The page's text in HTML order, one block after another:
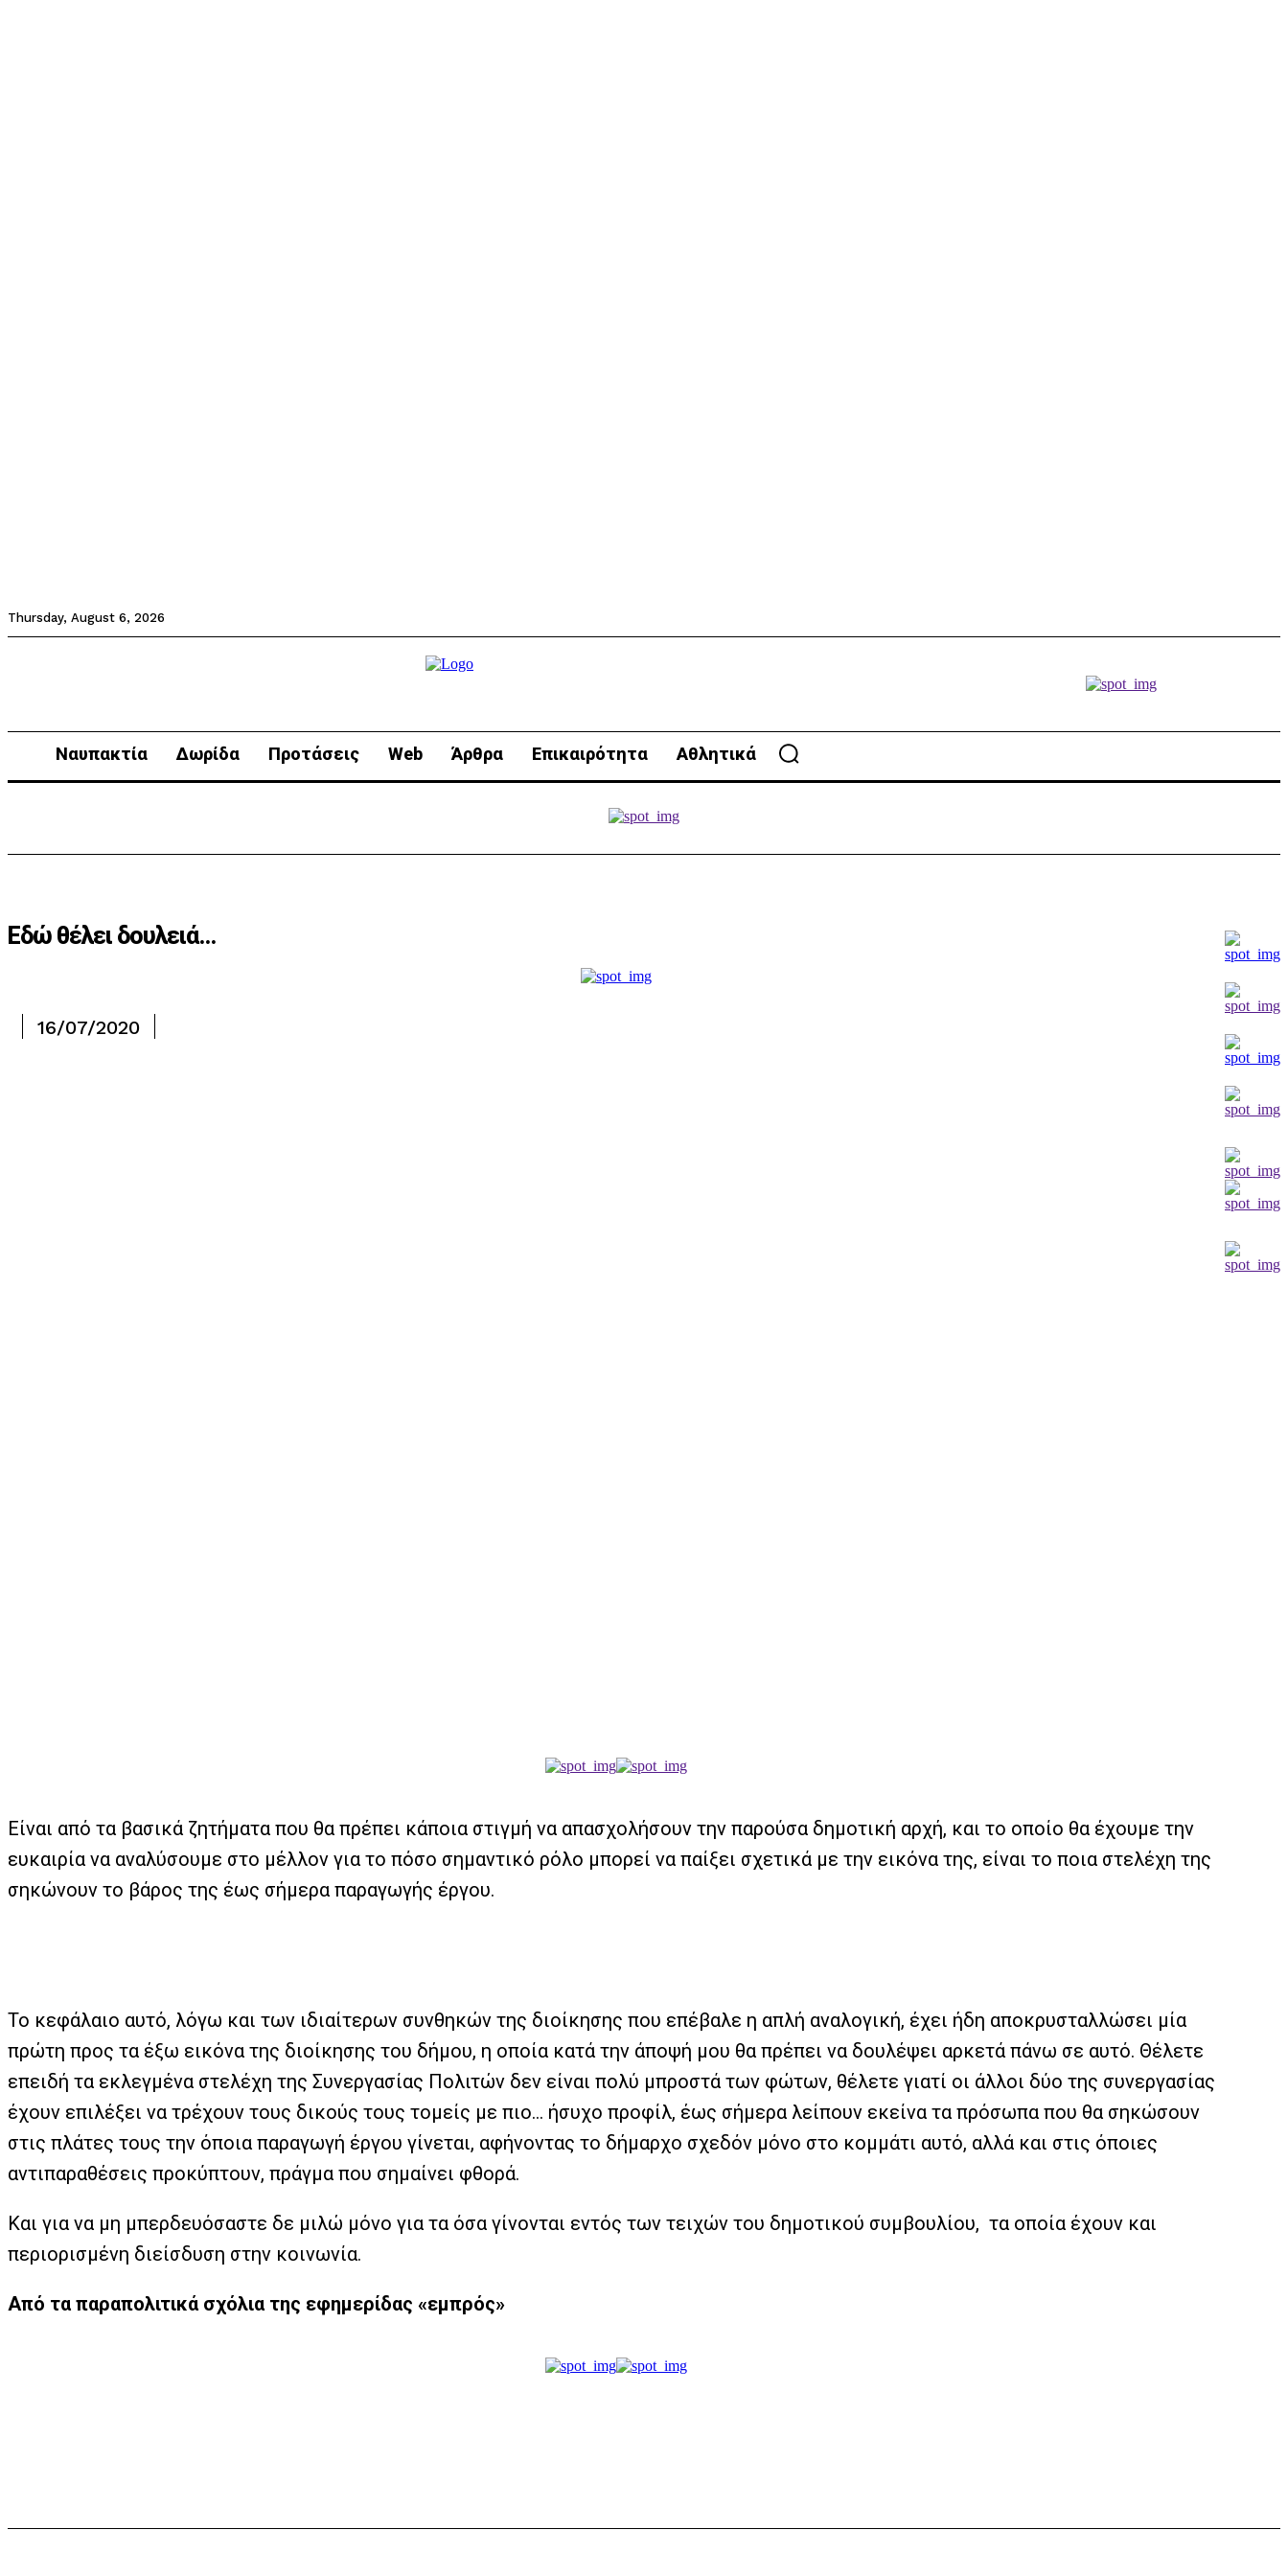
Thursday, August 6, 2026
Ναυπακτία Δωρίδα Προτάσεις Web Άρθρα Επικαιρότητα Αθλητικά
Εδώ θέλει δουλειά…
16/07/2020
Είναι από τα βασικά ζητήματα που θα πρέπει κάποια στιγμή να απασχολήσουν την παρούσα δημοτική αρχή, και το οποίο θα έχουμε την
ευκαιρία να αναλύσουμε στο μέλλον για το πόσο σημαντικό ρόλο μπορεί να παίξει σχετικά με την εικόνα της, είναι το ποια στελέχη της
σηκώνουν το βάρος της έως σήμερα παραγωγής έργου.
Το κεφάλαιο αυτό, λόγω και των ιδιαίτερων συνθηκών της διοίκησης που επέβαλε η απλή αναλογική, έχει ήδη αποκρυσταλλώσει μία
πρώτη προς τα έξω εικόνα της διοίκησης του δήμου, η οποία κατά την άποψή μου θα πρέπει να δουλέψει αρκετά πάνω σε αυτό. Θέλετε
επειδή τα εκλεγμένα στελέχη της Συνεργασίας Πολιτών δεν είναι πολύ μπροστά των φώτων, θέλετε γιατί οι άλλοι δύο της συνεργασίας
έχουν επιλέξει να τρέχουν τους δικούς τους τομείς με πιο… ήσυχο προφίλ, έως σήμερα λείπουν εκείνα τα πρόσωπα που θα σηκώσουν
στις πλάτες τους την όποια παραγωγή έργου γίνεται, αφήνοντας το δήμαρχο σχεδόν μόνο στο κομμάτι αυτό, αλλά και στις όποιες
αντιπαραθέσεις προκύπτουν, πράγμα που σημαίνει φθορά.
Και για να μη μπερδευόσαστε δε μιλώ μόνο για τα όσα γίνονται εντός των τειχών του δημοτικού συμβουλίου, τα οποία έχουν και
περιορισμένη διείσδυση στην κοινωνία.
Από τα παραπολιτικά σχόλια της εφημερίδας «εμπρός»